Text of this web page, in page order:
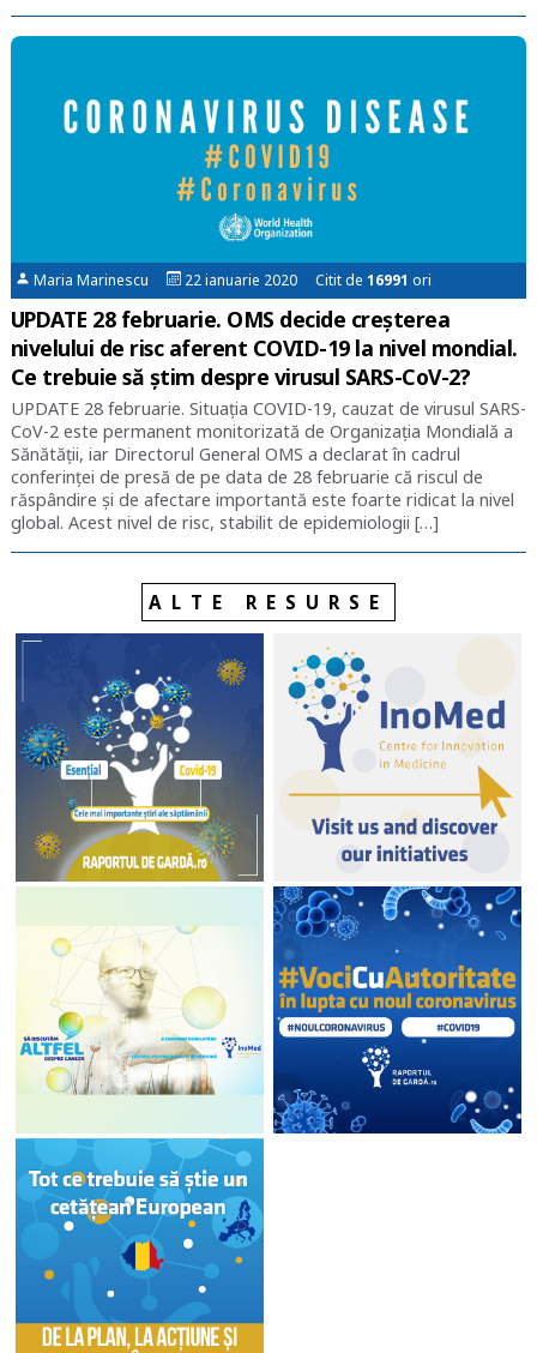
Maria Marinescu 22 ianuarie 2020 Citit de16991 ori
UPDATE 28 februarie. OMS decide creșterea
nivelului de risc aferent COVID-19 la nivel mondial.
Ce trebuie să știm despre virusul SARS-CoV-2?
UPDATE 28 februarie. Situația COVID-19, cauzat de virusul SARS-
CoV-2 este permanent monitorizată de Organizația Mondială a
Sănătății, iar Directorul General OMS a declarat în cadrul
conferinței de presă de pe data de 28 februarie că riscul de
răspândire și de afectare importantă este foarte ridicat la nivel
global. Acest nivel de risc, stabilit de epidemiologii […]
ALTE RESURSE